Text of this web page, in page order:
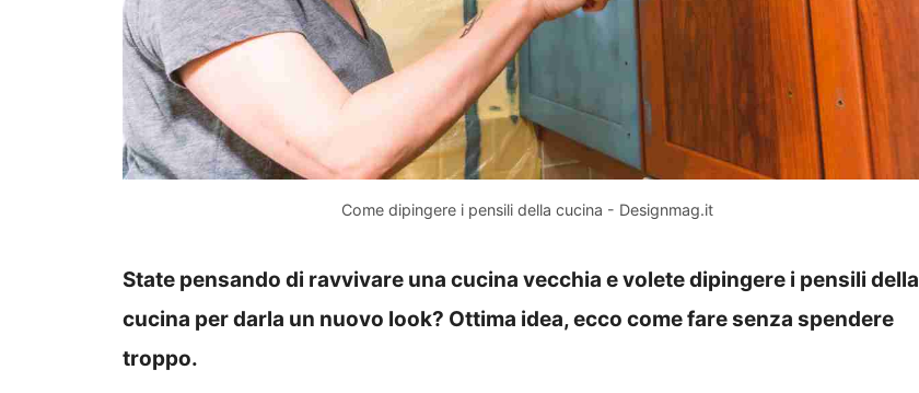
Come dipingere i pensili della cucina - Designmag.it
State pensando di ravvivare una cucina vecchia e volete dipingere i pensili della
cucina per darla un nuovo look? Ottima idea, ecco come fare senza spendere
troppo.